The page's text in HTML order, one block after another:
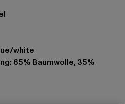
white
65% Baumwolle, 35%